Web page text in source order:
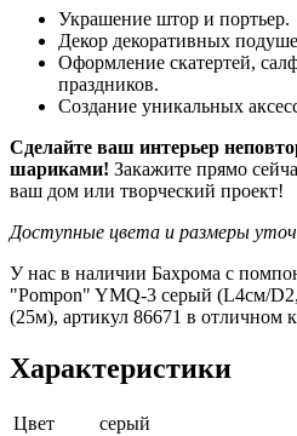
Украшение штор и портьер.
Декор декоративных
Оформление скатертей,
праздников.
Создание уникальных
Сделайте ваш интерьер
шариками! Закажите прямо
ваш дом или творческий проект!
Доступные цвета и размеры
У нас в наличии Бахрома с
"Pompon" YMQ-3 серый (L4см/
(25м), артикул 86671 в отличном
Характеристики
Цвет
серый